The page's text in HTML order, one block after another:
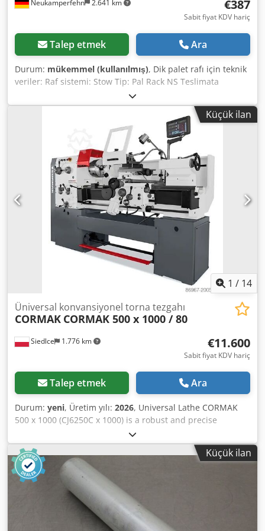
Neukamperfehn 2.641 km €387
Sabit fiyat KDV hariç
Talep etmek Ara
Durum: mükemmel (kullanılmış), Dik palet rafı için teknik
veriler: Raf sistemi: Stow Tip: Pal Rack NS Teslimata
dahildir: Dcsdpfx Aek Uuv Sjpcok 01x dik palet rafı,
kullanılmış Malzeme rengi: sendzimir galvanizli Çerçeve
profili: 140 x 80 x 2,25 mm Çapraz ve diyagonal destekler
dahil, Taban plakaları Dikmeler önceden monte edilmiştir (
vidalı çerçeve ) Yükseklik: 9,650 mm Derinlik: 1.100 mm
Makale hakkında genel bilgi: Bu ürün sadece koleksiyon
için sunulmaktadır. Bu ürünün herhangi bir ek nakliyesi
veya sevkiyatı bu ürünün nakliyesi için ayrıca talep
edilebilecek ek maliyetler söz konusudur teslimat yerine
veya teslimat kapsamına bağlı olarak.
Küçük ilan
1 / 14
Siedlce 1.776 km
Üniversal konvansiyonel torna tezgahı
CORMAK CORMAK 500 x 1000 / 80
€11.600
Sabit fiyat KDV hariç
Talep etmek Ara
Durum: yeni, Üretim yılı: 2026, Universal Lathe CORMAK
500 x 1000 (CJ6250C x 1000) is a robust and precise
conventional metal lathe designed for professional
machining in industrial plants, toolrooms, and repair
workshops. Thanks to its high bed rigidity, modern drive
system, and versatile equipment, the machine ensures
reliable and repeatable performance both in single-piece
and series production. Main advantages of the machine: -
Induction-hardened bed resistant to torsion and vibration
—ensures machining accuracy. - Removable gap bridge,
Küçük ilan